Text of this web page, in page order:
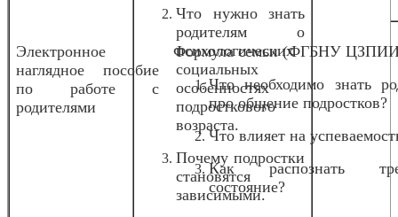
Электронное
наглядное пособие
по работе с
родителями
Формула семьи (ФГБНУ
Что необходимо знать
про общение подростков?
Что влияет на
Как распознать
состояние?
Что нужно знать
родителям о
психологических
социальных
особенностях
подросткового
возраста.
Почему подростки
становятся
зависимыми.